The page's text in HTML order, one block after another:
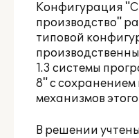
Конфигурация
производство"
типовой
1.3 системы
8" с сохранением
механизмов
В решении